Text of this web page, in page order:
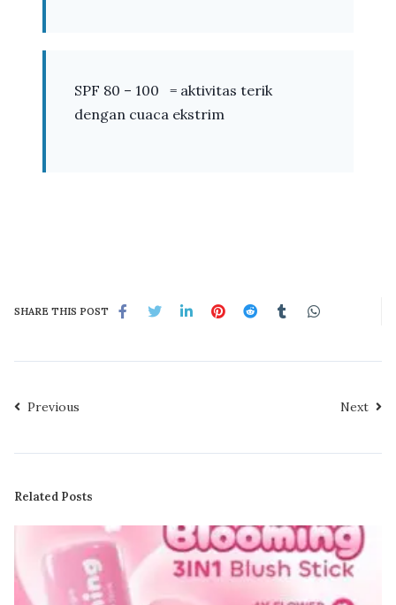
SPF 80 – 100 = aktivitas terik
dengan cuaca ekstrim
SHARE THIS POST
Previous Next
Related Posts